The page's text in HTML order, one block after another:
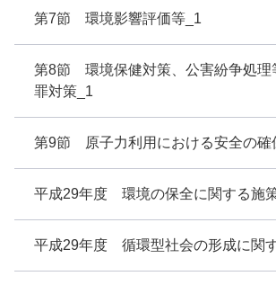
第7節 環境影響評価等_1
第8節 環境保健対策、公害紛争処理
罪対策_1
第9節 原子力利用における安全の確
平成29年度 環境の保全に関する施
平成29年度 循環型社会の形成に関